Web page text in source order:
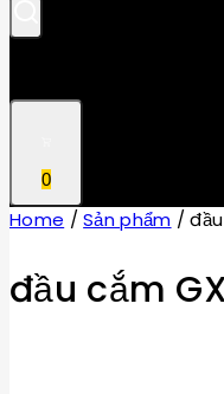
0
Home / Sản phẩm /
đầu cắm